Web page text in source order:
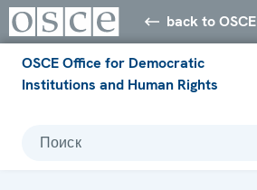
back to OSCE
OSCE Office for Democratic
Institutions and Human Rights
Поиск